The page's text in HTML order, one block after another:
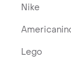
Nike
Lego